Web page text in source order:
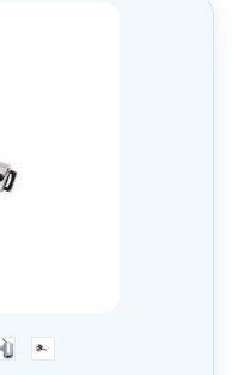
stříbrnáčerná